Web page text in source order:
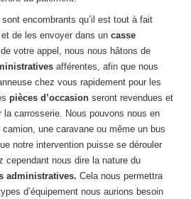
encombrants qu’il est tout à fait
de les envoyer dans un casse
votre appel, nous nous hâtons de
afférentes, afin que nous
chez vous rapidement pour les
pièces d’occasion seront revendues et
la carrosserie. Nous pouvons nous en
une caravane ou même un bus
notre intervention puisse se dérouler
cependant nous dire la nature du
administratives. Cela nous permettra
d’équipement nous aurions besoin